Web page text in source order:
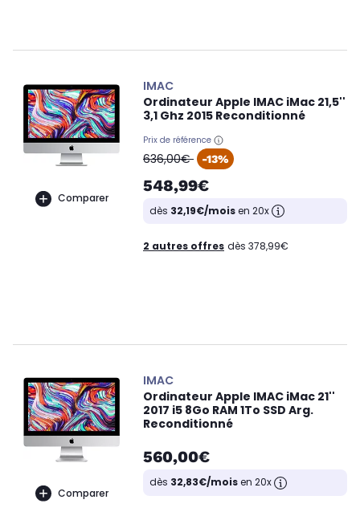
Comparer
IMAC
Ordinateur Apple IMAC iMac 21,5''
3,1 Ghz 2015 Reconditionné
Prix de référence
oldPrice
636,00€ -13%
548,99€
dès 32,19€/moisen 20x
2 autres offres dès 378,99€
Comparer
IMAC
Ordinateur Apple IMAC iMac 21''
2017 i5 8Go RAM 1To SSD Arg.
Reconditionné
560,00€
dès 32,83€/moisen 20x